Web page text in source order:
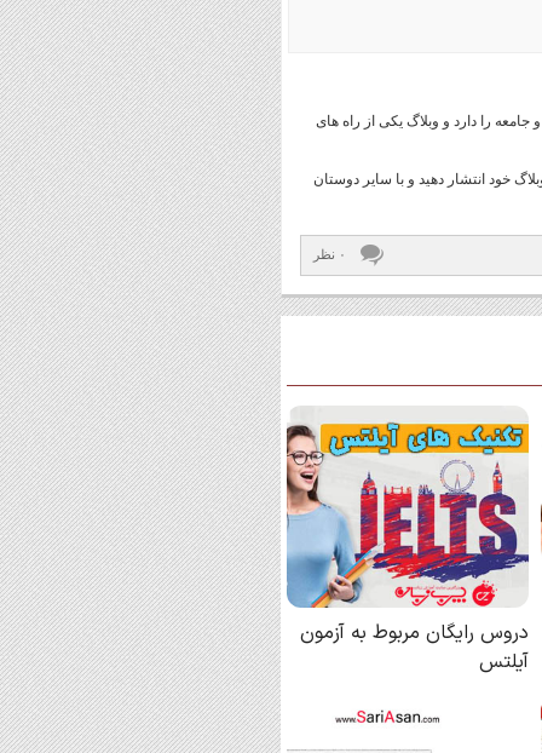
را دارد و وبلاگ یکی از راه های
خود انتشار دهید و با سایر دوستان
۰ نظر